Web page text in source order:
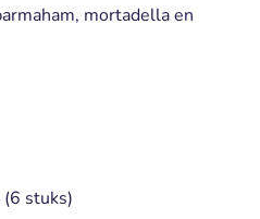
mortadella en
stuks)